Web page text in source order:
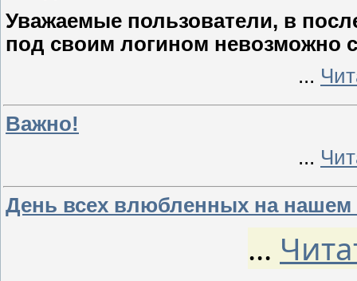
Уважаемые пользователи, в
под своим логином невозможно
...
Важно!
...
День всех влюбленных на нашем
...